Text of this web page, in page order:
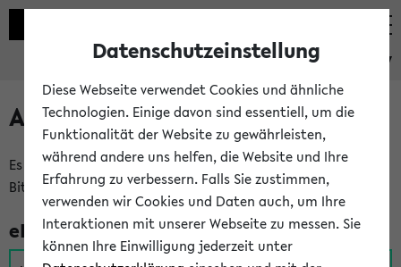
eKVV
Anmeldung am eKVV
Es gibt mehrere Möglichkeiten zur Anmeldung am eKVV.
Bitte wählen Sie die für Sie richtige aus:
eKVV für Studierende
Datenschutzeinstellung
Diese Webseite verwendet Cookies und ähnliche
Technologien. Einige davon sind essentiell, um die
Funktionalität der Website zu gewährleisten,
während andere uns helfen, die Website und Ihre
Erfahrung zu verbessern. Falls Sie zustimmen,
verwenden wir Cookies und Daten auch, um Ihre
Interaktionen mit unserer Webseite zu messen. Sie
können Ihre Einwilligung jederzeit unter